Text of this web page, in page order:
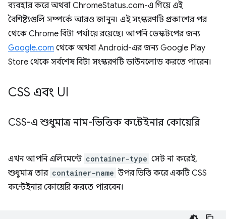
ব্যবহার করে অথবা ChromeStatus.com-এ গিয়ে এই
বৈশিষ্ট্যগুলি সম্পর্কে আরও জানুন। এই সংস্করণটি প্রকাশের পর
থেকে Chrome বিটা পর্যায়ে রয়েছে। আপনি ডেস্কটপের জন্য
Google.com থেকে অথবা Android-এর জন্য Google Play
Store থেকে সর্বশেষ বিটা সংস্করণটি ডাউনলোড করতে পারেন।
CSS এবং UI
CSS-এ শুধুমাত্র নাম-ভিত্তিক কন্টেইনার কোয়েরি
এখন আপনি এলিমেন্টে container-type সেট না করেই,
শুধুমাত্র তার container-name উপর ভিত্তি করে একটি CSS
কন্টেইনার কোয়েরি করতে পারবেন।